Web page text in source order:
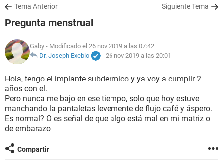
SALUD
FAMILIA
NUTRICIÓN
BIENESTAR
SEXUALIDAD
GLOSARIO
Tema Anterior Siguiente Tema
Pregunta menstrual
Gaby - Modificado el 26 nov 2019 a las 07:42
Dr. Joseph Exebio
- 26 nov 2019 a las 20:01
Hola, tengo el implante subdermico y ya voy a cumplir 2
años con el.
Pero nunca me bajo en ese tiempo, solo que hoy estuve
manchando la pantaletas levemente de flujo café y áspero.
Es normal? O es señal de que algo está mal en mi matriz o
de embarazo
Compartir